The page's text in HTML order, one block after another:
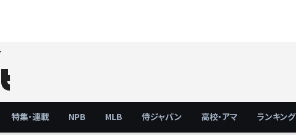
特集・連載 NPB MLB 侍ジャパン 高校・アマ ランキング